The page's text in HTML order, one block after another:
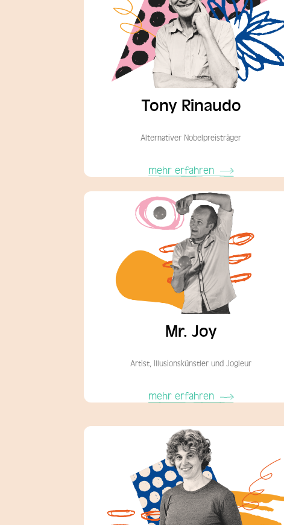
Tony Rinaudo
Alternativer Nobelpreisträger
mehr erfahren
Mr. Joy
Artist, Illusionskünstler und Jogleur
mehr erfahren